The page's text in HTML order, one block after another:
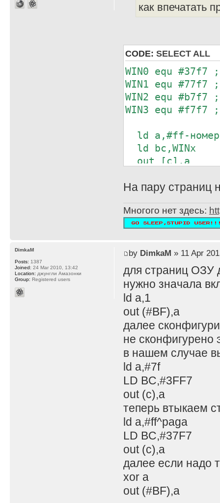
как впечатать
CODE: SELECT ALL
WIN0 equ #37f7
WIN1 equ #77f7
WIN2 equ #b7f7
WIN3 equ #f7f7
ld a,#ff-номер
ld bc,WINx
out [c],a
На пару страниц
Многого нет здесь:
by DimkaM » 11 Apr
для страниц
нужно значала
ld a,1
out (#BF),a
далее
не сконфигурено
в нашем случае
ld a,#7f
LD BC,#3FF7
out (c),a
теперь втыкаем
ld a,#ff^paga
LD BC,#37F7
out (c),a
далее если надо
xor a
out (#BF),a
DimkaM
Posts: 1387
Joined: 24 Mar 2010, 13:42
Location: джунгли Амазонки
Group: Registered users